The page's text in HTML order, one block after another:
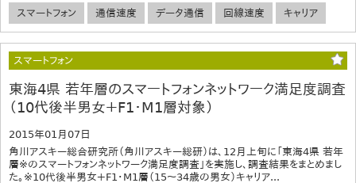
スマートフォン 通信速度 データ通信 回線速度 キャリア
スマートフォン
東海4県 若年層のスマートフォンネットワーク満足度調査
（10代後半男女＋F1・M1層対象）
2015年01月07日
角川アスキー総合研究所（角川アスキー総研）は、12月上旬に「東海4県 若年
層※のスマートフォンネットワーク満足度調査」を実施し、調査結果をまとめまし
た。※10代後半男女＋F1・M1層（15～34歳の男女）キャリア...